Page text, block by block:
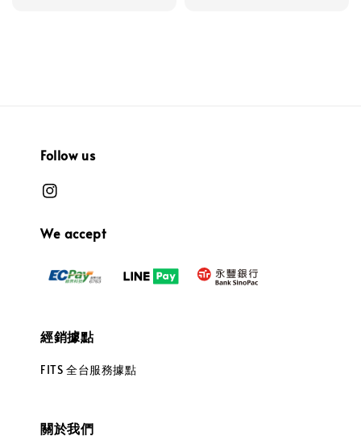
Follow us
We accept
經銷據點
FITS 全台服務據點
關於我們